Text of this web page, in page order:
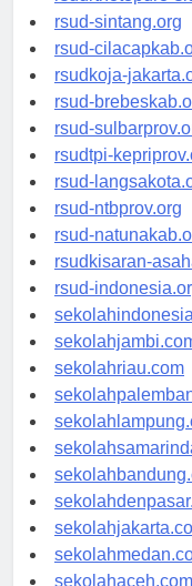
rsudrtnotopuro-
rsud-sintang.org
rsud-
rsudkoja-
rsud-
rsud-
rsudtpi-
rsud-
rsud-ntbprov.org
rsud-
rsudkisaran-
rsud-
sekolahjambi.com
sekolahriau.com